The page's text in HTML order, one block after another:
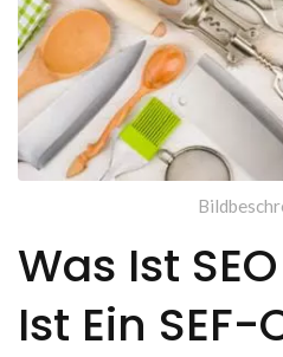
Was Ist
Ist Ein